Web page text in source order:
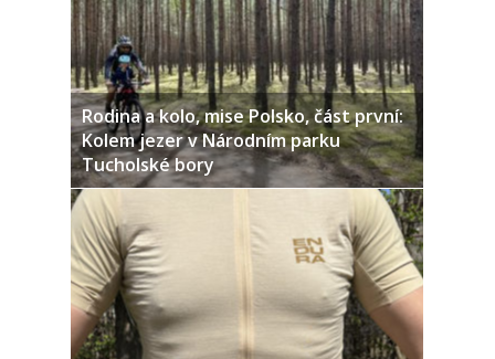
Rodina a kolo, mise Polsko, část první:
Kolem jezer v Národním parku
Tucholské bory